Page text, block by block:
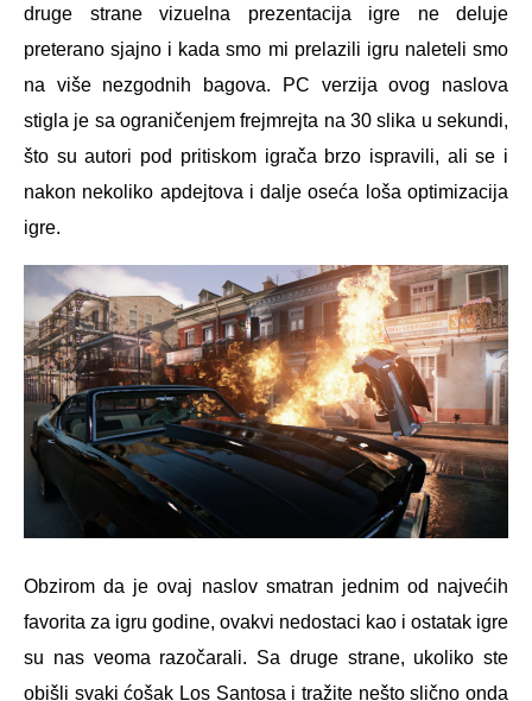
druge strane vizuelna prezentacija igre ne deluje
preterano sjajno i kada smo mi prelazili igru naleteli smo
na više nezgodnih bagova. PC verzija ovog naslova
stigla je sa ograničenjem frejmrejta na 30 slika u sekundi,
što su autori pod pritiskom igrača brzo ispravili, ali se i
nakon nekoliko apdejtova i dalje oseća loša optimizacija
igre.
Obzirom da je ovaj naslov smatran jednim od najvećih
favorita za igru godine, ovakvi nedostaci kao i ostatak igre
su nas veoma razočarali. Sa druge strane, ukoliko ste
obišli svaki ćošak Los Santosa i tražite nešto slično onda